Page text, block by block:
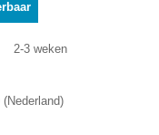
2-3 weken